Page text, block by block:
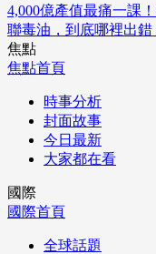
4,000億產值最痛一課
聯毒油，到底哪裡出錯
焦點
焦點首頁
時事分析
封面故事
今日最新
大家都在看
國際
國際首頁
全球話題